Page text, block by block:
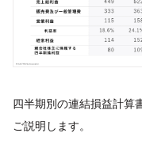
四半期別の連結損益計算
ご説明します。